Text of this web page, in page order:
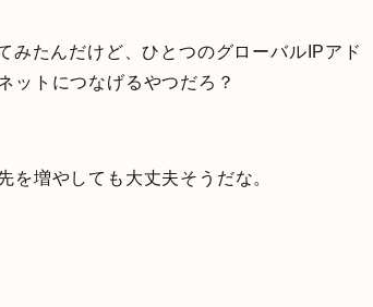
みたんだけど、ひとつのグローバルIPアド
ットにつなげるやつだろ？
を増やしても大丈夫そうだな。